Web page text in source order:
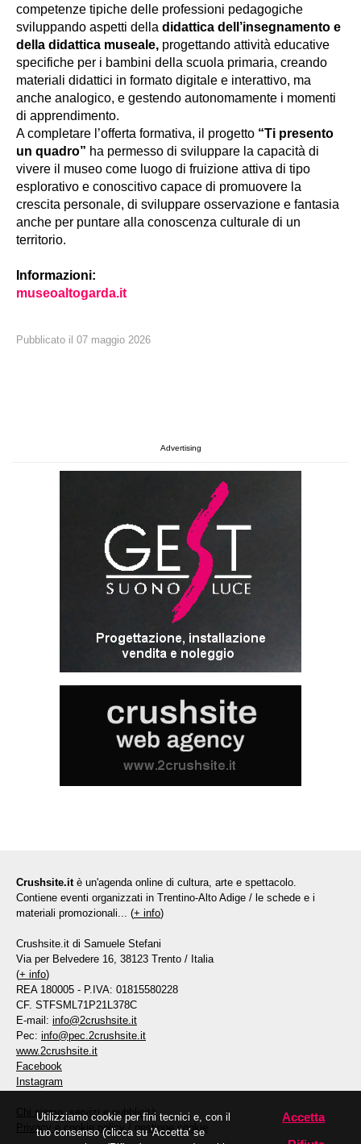
competenze tipiche delle professioni pedagogiche
sviluppando aspetti della didattica dell’insegnamento e
della didattica museale, progettando attività educative
specifiche per i bambini della scuola primaria, creando
materiali didattici in formato digitale e interattivo, ma
anche analogico, e gestendo autonomamente i momenti
di apprendimento.
A completare l’offerta formativa, il progetto “Ti presento
un quadro” ha permesso di sviluppare la capacità di
vivere il museo come luogo di fruizione attiva di tipo
esplorativo e conoscitivo capace di promuovere la
crescita personale, di sviluppare osservazione e fantasia
anche per puntare alla conoscenza culturale di un
territorio.
Informazioni:
museoaltogarda.it
Pubblicato il 07 maggio 2026
Advertising
Crushsite.it è un'agenda online di cultura, arte e spettacolo.
Contiene eventi organizzati in Trentino-Alto Adige / le schede e i
materiali promozionali... (+ info)
Crushsite.it di Samuele Stefani
Via per Belvedere 16, 38123 Trento / Italia
(+ info)
REA 180005 - P.IVA: 01815580228
CF. STFSML71P21L378C
E-mail: info@2crushsite.it
Pec: info@pec.2crushsite.it
www.2crushsite.it
Facebook
Instagram
Chi siamo, servizi e pubblicità
Privacy e cookie policy/ gestione cookie
Utilizziamo cookie per fini tecnici e, con il
tuo consenso (clicca su 'Accetta' se
Accetta